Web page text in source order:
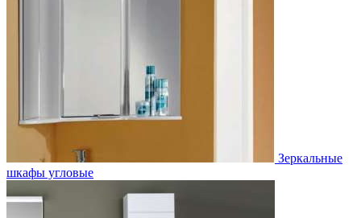
Зеркальные
шкафы угловые